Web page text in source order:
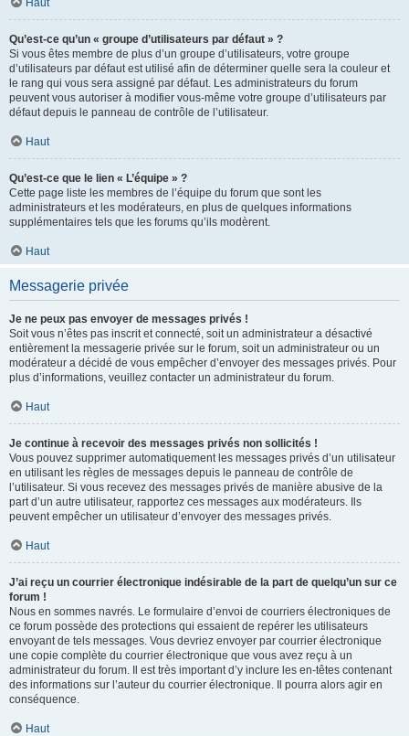
Haut
Qu’est-ce qu’un « groupe d’utilisateurs par défaut » ?
Si vous êtes membre de plus d’un groupe d’utilisateurs, votre groupe
d’utilisateurs par défaut est utilisé afin de déterminer quelle sera la couleur et
le rang qui vous sera assigné par défaut. Les administrateurs du forum
peuvent vous autoriser à modifier vous-même votre groupe d’utilisateurs par
défaut depuis le panneau de contrôle de l’utilisateur.
Haut
Qu’est-ce que le lien « L’équipe » ?
Cette page liste les membres de l’équipe du forum que sont les
administrateurs et les modérateurs, en plus de quelques informations
supplémentaires tels que les forums qu’ils modèrent.
Haut
Messagerie privée
Je ne peux pas envoyer de messages privés !
Soit vous n’êtes pas inscrit et connecté, soit un administrateur a désactivé
entièrement la messagerie privée sur le forum, soit un administrateur ou un
modérateur a décidé de vous empêcher d’envoyer des messages privés. Pour
plus d’informations, veuillez contacter un administrateur du forum.
Haut
Je continue à recevoir des messages privés non sollicités !
Vous pouvez supprimer automatiquement les messages privés d’un utilisateur
en utilisant les règles de messages depuis le panneau de contrôle de
l’utilisateur. Si vous recevez des messages privés de manière abusive de la
part d’un autre utilisateur, rapportez ces messages aux modérateurs. Ils
peuvent empêcher un utilisateur d’envoyer des messages privés.
Haut
J’ai reçu un courrier électronique indésirable de la part de quelqu’un sur ce
forum !
Nous en sommes navrés. Le formulaire d’envoi de courriers électroniques de
ce forum possède des protections qui essaient de repérer les utilisateurs
envoyant de tels messages. Vous devriez envoyer par courrier électronique
une copie complète du courrier électronique que vous avez reçu à un
administrateur du forum. Il est très important d’y inclure les en-têtes contenant
des informations sur l’auteur du courrier électronique. Il pourra alors agir en
conséquence.
Haut